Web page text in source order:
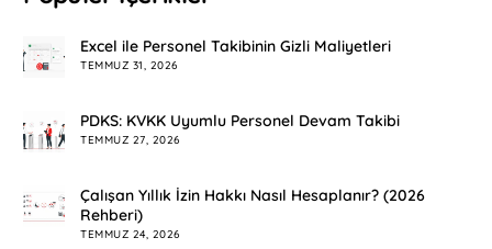
Excel ile Personel Takibinin Gizli Maliyetleri
TEMMUZ 31, 2026
PDKS: KVKK Uyumlu Personel Devam Takibi
TEMMUZ 27, 2026
Çalışan Yıllık İzin Hakkı Nasıl Hesaplanır? (2026
Rehberi)
TEMMUZ 24, 2026